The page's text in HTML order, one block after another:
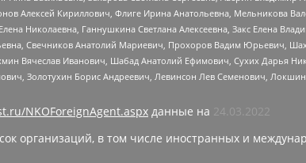
Алексей Кириллович, Флиге Ирина Анатольевна, Мельникова
Николаевна, Ганнушкина Светлана Алексеевна, Закс Елена
Свечников Анатолий Мариевич, Прохоров Вадим Юрьевич,
Вячеслав Иванович, Шабад Анатолий Ефимович, Сухих Дарья
Золотухин Борис Андреевич, Левинсон Лев Семенович,
NKOForeignAgent.aspx данные на 24.03.2022
организаций, в том числе иностранных и